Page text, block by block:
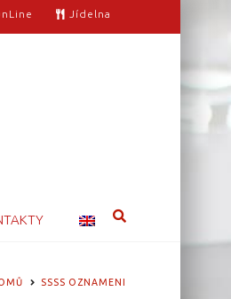
Jídelna
SSSS OZNAMENI